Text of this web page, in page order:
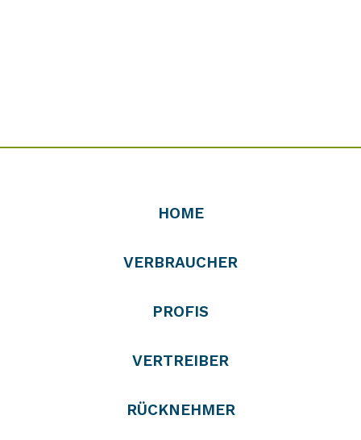
HOME
VERBRAUCHER
PROFIS
VERTREIBER
RÜCKNEHMER